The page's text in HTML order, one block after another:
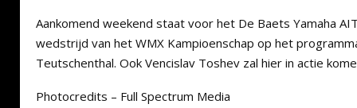
Aankomend weekend staat voor het De Baets Yamaha
wedstrijd van het WMX Kampioenschap op het
Teutschenthal. Ook Vencislav Toshev zal hier in actie
Photocredits – Full Spectrum Media